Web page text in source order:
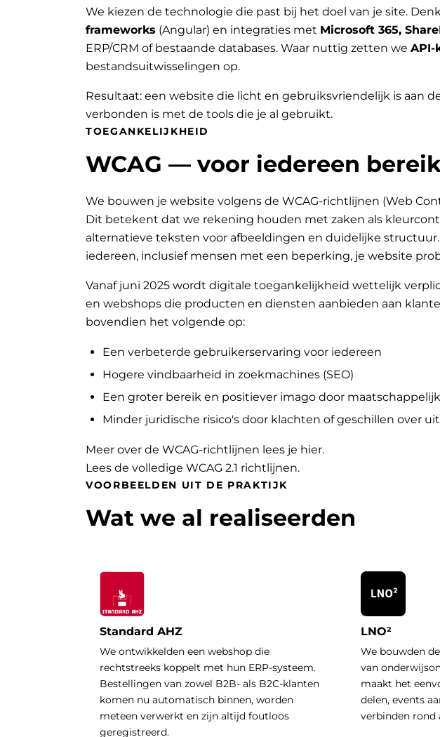
We kiezen de technologie die past bij het doel van je site.
frameworks (Angular) en integraties met Microsoft 365,
ERP/CRM of bestaande databases. Waar nuttig zetten we API-
bestandsuitwisselingen op.
Resultaat: een website die licht en gebruiksvriendelijk is aan
verbonden is met de tools die je al gebruikt.
TOEGANKELIJKHEID
WCAG — voor iedereen
We bouwen je website volgens de WCAG-richtlijnen (Web
Dit betekent dat we rekening houden met zaken als
alternatieve teksten voor afbeeldingen en duidelijke
iedereen, inclusief mensen met een beperking, je website
Vanaf juni 2025 wordt digitale toegankelijkheid wettelijk
en webshops die producten en diensten aanbieden aan
bovendien het volgende op:
Een verbeterde gebruikerservaring voor iedereen
Hogere vindbaarheid in zoekmachines (SEO)
Een groter bereik en positiever imago door
Minder juridische risico's door klachten of geschillen over
Meer over de WCAG-richtlijnen lees je hier.
Lees de volledige WCAG 2.1 richtlijnen.
VOORBEELDEN UIT DE PRAKTIJK
Wat we al realiseerden
Standard AHZ
We ontwikkelden een webshop die
rechtstreeks koppelt met hun ERP-systeem.
Bestellingen van zowel B2B- als B2C-klanten
komen nu automatisch binnen, worden
meteen verwerkt en zijn altijd foutloos
geregistreerd.
LNO²
We bouwden
van
maakt het
delen, events
verbinden rond